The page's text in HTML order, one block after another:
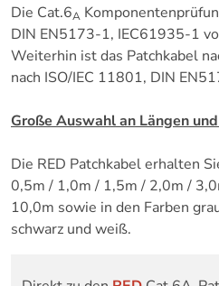
Die Cat.6A
DIN EN5173-1, IEC61935-1
Weiterhin ist das Patchkabel
nach ISO/IEC 11801, DIN
Große Auswahl an Längen
Die RED Patchkabel erhalten
0,5m / 1,0m / 1,5m / 2,0m /
10,0m sowie in den Farben
schwarz und weiß.